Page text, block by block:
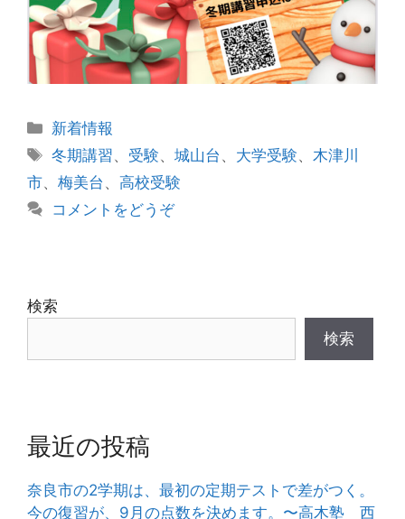
カ
テ
リ
ー
新着情報
タ
グ
冬期講習、 受験、城山台 、 大学受験、木津川
市、 梅美台 、 高校受験
コメントをどうぞ
検索
検索
最近の投稿
奈良市の2学期は、最初の定期テストで差がつく。
今の復習が、9月の点数を決めます。〜高木塾 西